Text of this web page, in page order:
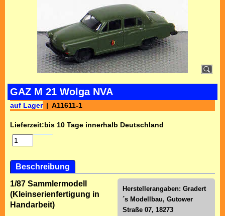
GAZ M 21 Wolga NVA
auf Lager A11611-1
Lieferzeit:bis 10 Tage innerhalb Deutschland
Beschreibung
Herstellerangaben: Gradert
´s Modellbau, Gutower
Straße 07, 18273
1/87 Sammlermodell
(Kleinserienfertigung in
Handarbeit)